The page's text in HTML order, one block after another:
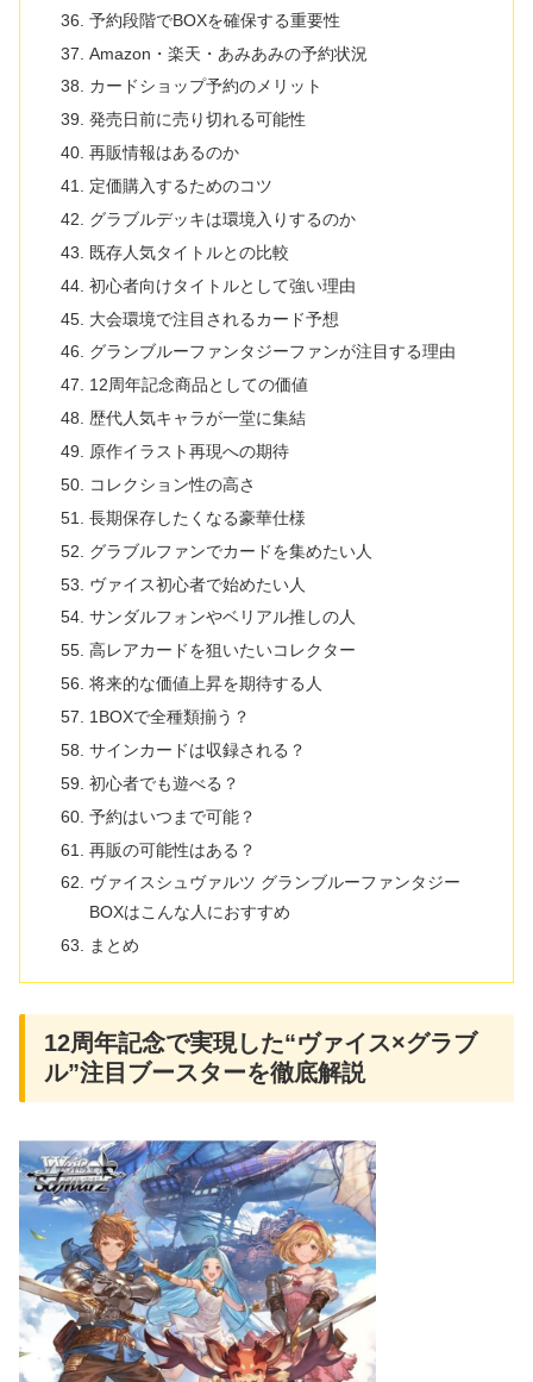
予約段階でBOXを確保する重要性
Amazon・楽天・あみあみの予約状況
カードショップ予約のメリット
発売日前に売り切れる可能性
再販情報はあるのか
定価購入するためのコツ
グラブルデッキは環境入りするのか
既存人気タイトルとの比較
初心者向けタイトルとして強い理由
大会環境で注目されるカード予想
グランブルーファンタジーファンが注目する理由
12周年記念商品としての価値
歴代人気キャラが一堂に集結
原作イラスト再現への期待
コレクション性の高さ
長期保存したくなる豪華仕様
グラブルファンでカードを集めたい人
ヴァイス初心者で始めたい人
サンダルフォンやベリアル推しの人
高レアカードを狙いたいコレクター
将来的な価値上昇を期待する人
1BOXで全種類揃う？
サインカードは収録される？
初心者でも遊べる？
予約はいつまで可能？
再販の可能性はある？
ヴァイスシュヴァルツ グランブルーファンタジー
BOXはこんな人におすすめ
まとめ
12周年記念で実現した“ヴァイス×グラブ
ル”注目ブースターを徹底解説